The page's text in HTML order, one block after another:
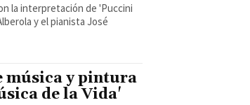
la interpretación de 'Puccini
y el pianista José
música y pintura
de la Vida'